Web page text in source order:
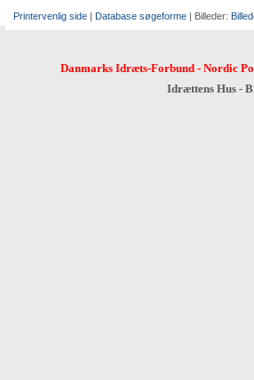
Printervenlig side | Database søgeforme | Billeder:
Danmarks Idræts-Forbund- Nordic
Idrættens Hus -